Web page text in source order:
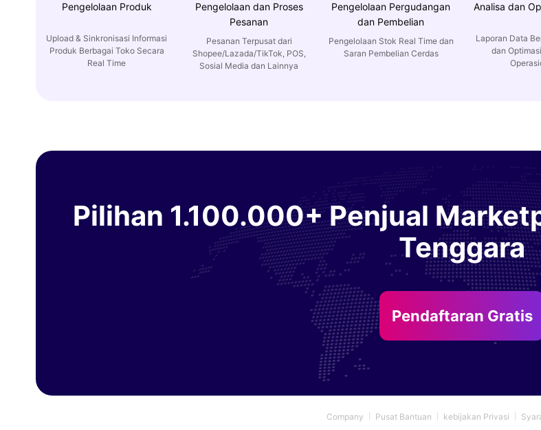
Pengelolaan Produk
Upload & Sinkronisasi Informasi
Produk Berbagai Toko Secara
Real Time
Pengelolaan dan Proses
Pesanan
Pesanan Terpusat dari
Shopee/Lazada/TikTok, POS,
Sosial Media dan Lainnya
Pengelolaan Pergudangan
dan Pembelian
Pengelolaan Stok Real Time dan
Saran Pembelian Cerdas
Analisa dan
Laporan Data
dan
Pilihan 1.100.000+ Penjual
Tenggara
Pendaftaran Gratis
Company Pusat Bantuan kebijakan Privasi